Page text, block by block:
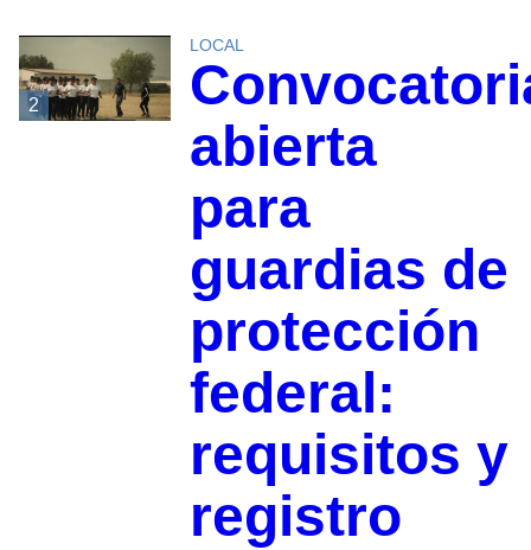
2
LOCAL
abierta
para
guardias de
protección
federal:
requisitos y
registro